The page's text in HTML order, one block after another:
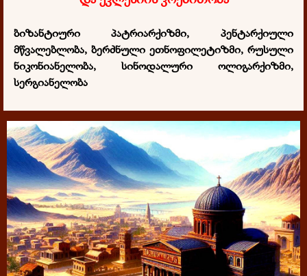
ბიზანტიური პატრიარქიზმი, პენტარქიული
მწვალებლობა, ბერძნული ეთნოფილეტიზმი, რუსული
ნიკონიანელობა, სინოდალური ოლიგარქიზმი,
სერგიანელობა